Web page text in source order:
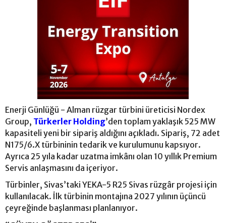
Enerji Günlüğü - Alman rüzgar türbini üreticisi Nordex
Group, Türkerler Holding’den toplam yaklaşık 525 MW
kapasiteli yeni bir sipariş aldığını açıkladı. Sipariş, 72 adet
N175/6.X türbininin tedarik ve kurulumunu kapsıyor.
Ayrıca 25 yıla kadar uzatma imkânı olan 10 yıllık Premium
Servis anlaşmasını da içeriyor.
Türbinler, Sivas’taki YEKA-5 R25 Sivas rüzgâr projesi için
kullanılacak. İlk türbinin montajına 2027 yılının üçüncü
çeyreğinde başlanması planlanıyor.